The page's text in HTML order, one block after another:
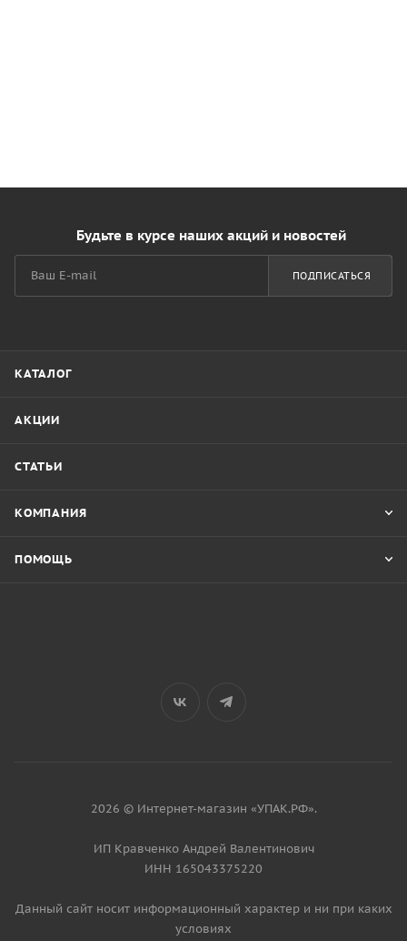
Будьте в курсе наших акций и новостей
ПОДПИСАТЬСЯ
КАТАЛОГ
АКЦИИ
СТАТЬИ
КОМПАНИЯ
ПОМОЩЬ
2026 © Интернет-магазин «УПАК.РФ».
ИП Кравченко Андрей Валентинович
ИНН 165043375220
Данный сайт носит информационный характер и ни при каких
условиях